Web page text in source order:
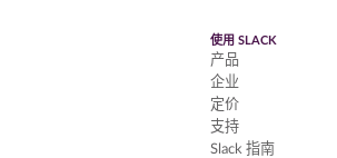
使用 SLACK
产品
企业
定价
支持
Slack 指南